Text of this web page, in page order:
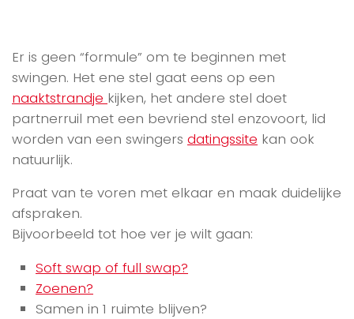
Er is geen “formule” om te beginnen met
swingen. Het ene stel gaat eens op een
naaktstrandje kijken, het andere stel doet
partnerruil met een bevriend stel enzovoort, lid
worden van een swingers datingssite kan ook
natuurlijk.
Praat van te voren met elkaar en maak duidelijke
afspraken.
Bijvoorbeeld tot hoe ver je wilt gaan:
Soft swap of full swap?
Zoenen?
Samen in 1 ruimte blijven?